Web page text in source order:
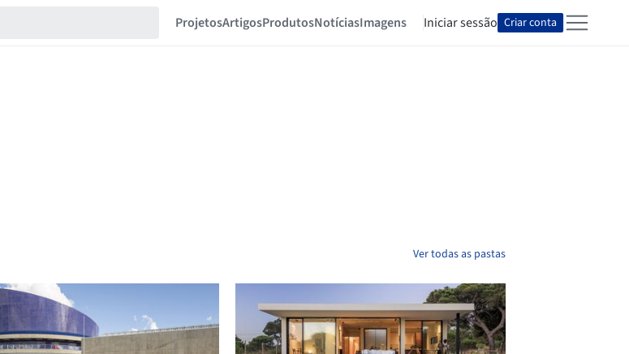
ProjetosArtigosProdutosNotíciasImagens Iniciar sessão Criar conta
Ver todas as pastas